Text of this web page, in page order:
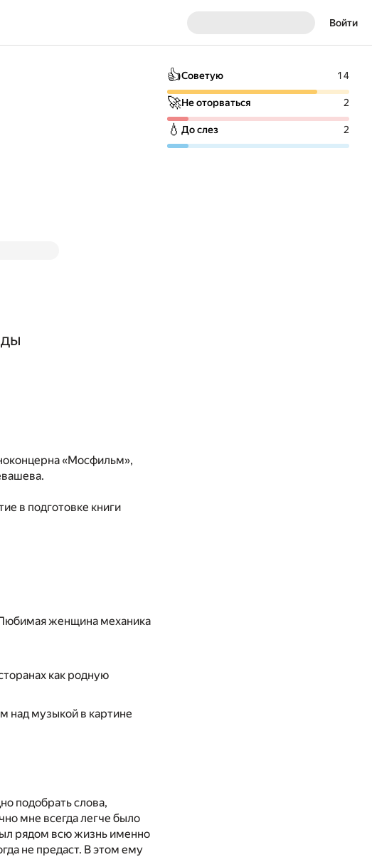
Войти
«Мосфильм»,
в подготовке книги
женщина механика
как родную
над музыкой в картине
подобрать слова,
мне всегда легче было
рядом всю жизнь именно
не предаст. В этом ему
👍Советую 14
🚀Не оторваться 2
💧 До слез 2